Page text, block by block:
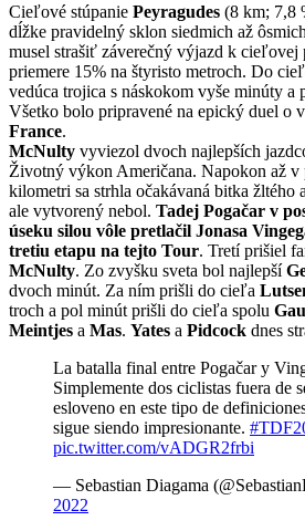
Cieľové stúpanie Peyragudes (8 km; 7,8
dĺžke pravidelný sklon siedmich až
musel strašiť záverečný výjazd k cieľovej
priemere 15% na štyristo metroch. Do
vedúca trojica s náskokom vyše minúty a
Všetko bolo pripravené na epický duel o
France.
McNulty vyviezol dvoch najlepších
Životný výkon Američana. Napokon až v
kilometri sa strhla očakávaná bitka žltého
ale vytvorený nebol. Tadej Pogačar v
úseku silou vôle pretlačil Jonasa
tretiu etapu na tejto Tour. Tretí prišiel
McNulty. Zo zvyšku sveta bol najlepší
dvoch minút. Za ním prišli do cieľa
troch a pol minút prišli do cieľa spolu
Meintjes a Mas. Yates a Pidcock dnes
La batalla final entre Pogačar y
Simplemente dos ciclistas fuera de
esloveno en este tipo de
sigue siendo impresionante.
pic.twitter.com/vADGR2frbi
— Sebastian Diagama
2022